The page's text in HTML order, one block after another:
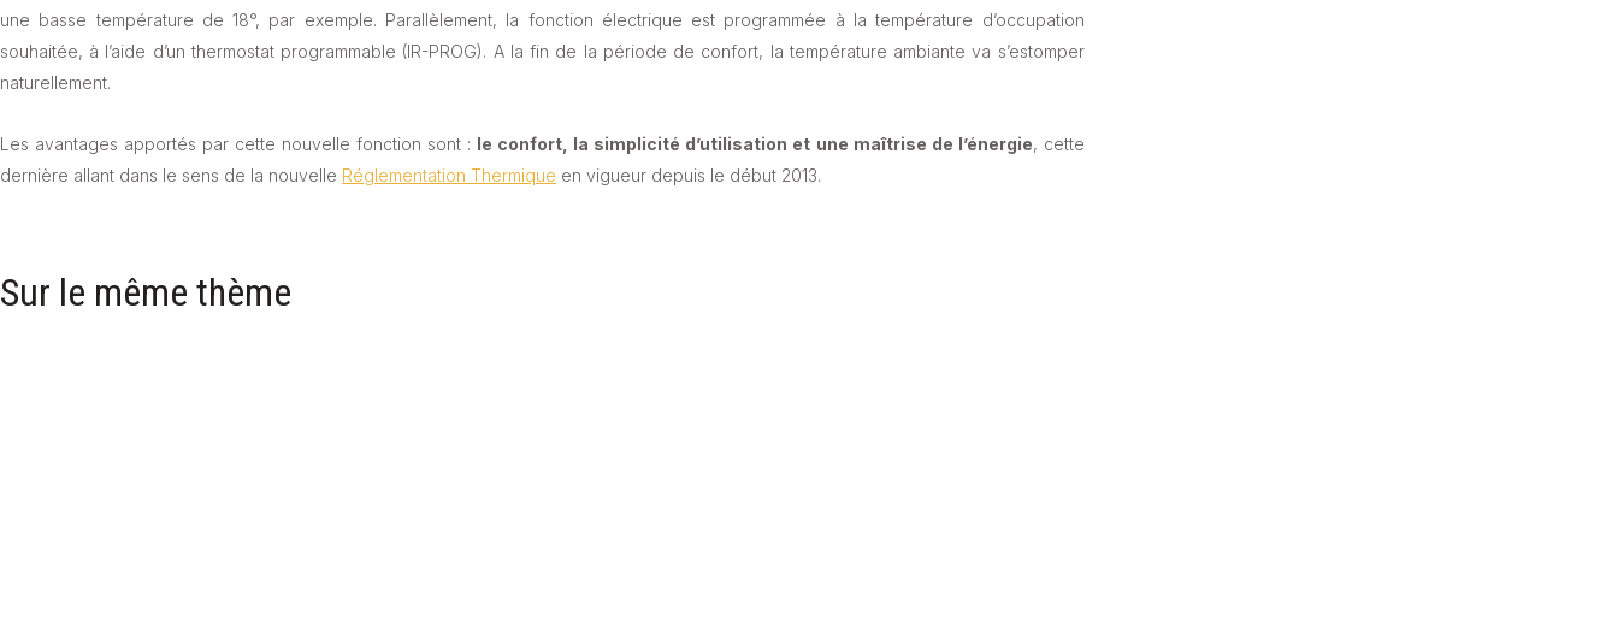
une basse température de 18°, par exemple. Parallèlement, la fonction électrique est programmée à la température d’occupation
souhaitée, à l’aide d’un thermostat programmable (IR-PROG). A la fin de la période de confort, la température ambiante va s’estomper
naturellement.
Les avantages apportés par cette nouvelle fonction sont : le confort, la simplicité d’utilisation et une maîtrise de l’énergie, cette
dernière allant dans le sens de la nouvelle Réglementation Thermique en vigueur depuis le début 2013.
Sur le même thème